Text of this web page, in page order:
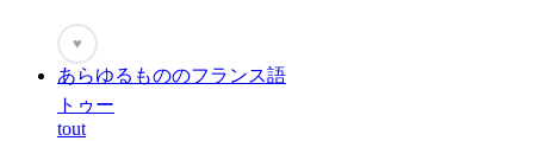
♥
あらゆるもののフランス語
トゥー
tout